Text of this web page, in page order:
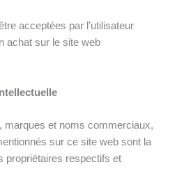
acceptées par l’utilisateur
achat sur le site web
marques et noms commerciaux,
sur ce site web sont la
propriétaires respectifs et